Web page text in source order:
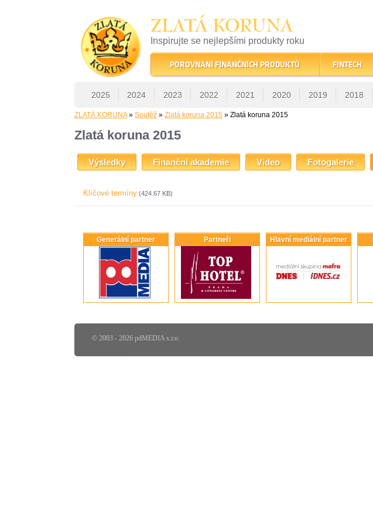
ZLATÁ KORUNA
Inspirujte se nejlepšími produkty roku
22 let tradice a kvality na finančním trhu
POROVNÁNÍ FINANČNÍCH PRODUKTŮ FINTECH
2025 2024 2023 2022 2021 2020 2019 2018
ZLATÁ KORUNA» Soutěž » Zlatá koruna 2015 » Zlatá koruna 2015
Zlatá koruna 2015
Výsledky Finanční akademie Video Fotogalerie
Klíčové termíny (424.67 KB)
Generální partner Partneři Hlavní mediální partner
© 2003 - 2026 pdMEDIA s.r.o.